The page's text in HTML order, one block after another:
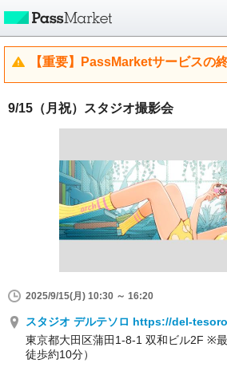
【重要】PassMarketサービスの
9/15（月祝）スタジオ撮影会
2025/9/15(月) 10:30 ～ 16:20
スタジオ デルテソロ https://del-
東京都大田区蒲田1-8-1 双和ビル2F ※
徒歩約10分）